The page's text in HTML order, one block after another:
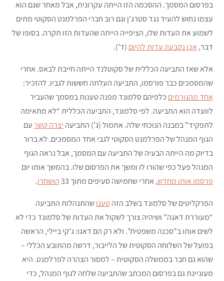
בפרסום המסמך. ההסכמה הזו הייתה עקרונית, אבל מאחר שגם הוא
עצמו נחוש להעיד נגד סטרג’ן וגם רוב חברי הפרלמנט הסקוטי מתים
לשמוע את העדות שלו, הציפייה הייתה שהעדות הזו תקרה. בסופו של
דבר, אכן נקבעה עדות להיום (ד’).
אלא שאז התביעה הכללית של סקוטלנד הייתה חייבת לבאס. אחרי
שהמסמכים כבר פורסמו, התביעה העלתה חששות לגביו. להזכיר:
אחד מהגורמים כלפיהם סלמונד מפנה טענות במסמך שהעביר
לוועדה הוא התביעה. לפי סלמונד, התביעה הכללית “לא מתאימה
לתפקיד” במבנה הנוכחי שלה. אתמול (ג’) התביעה יצרה קשרעם
הגוף המנהל של הפרלמנט הסקוטי לגבי אחד המסמכים. לא ברור
בדיוק מה הייתה הבעיה של התביעה עם המסמך, אבל נראה הגוף
המנהל פעל כפי שהורו לו ומשך את הפרסום שלו. בהמשך אותו יום
פרסמו אותו מחדש, אחרי שחמישה סעיפים מתוך 33 הושחרו.
הפרקליטים של סלמונד בשלב הזהטענושהתנהלות התביעה
“מעוררת דאגה” ושיהיה צורך לשקול את העדות של סלמונד כדי לא
לשים אותו ב”סכנה משפטית”. ולא רק הם דאגו: ג’קי ביילי, הראשה
בפועל של השלוחה הסקוטית של הלייבור, דרשה מהתובע הכללי –
שהוא גם חבר בממשלה הסקוטית – למסור הצהרה לפרלמנט. היא
מעוניינת גם בפרסום המכתב שהתביעה שלחה לגוף המנהל, כדי